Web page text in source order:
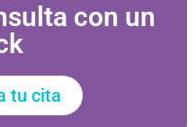
con un
tu cita